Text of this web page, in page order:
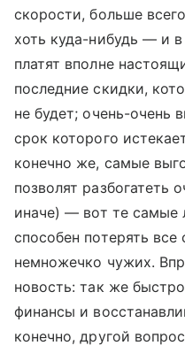
скорости, больше
хоть куда-нибудь — и в
платят вполне
последние скидки,
не будет; очень-очень
срок которого
конечно же, самые
позволят разбогатеть
иначе) — вот те самые
способен потерять все
немножечко чужих.
новость: так же
финансы и
конечно, другой